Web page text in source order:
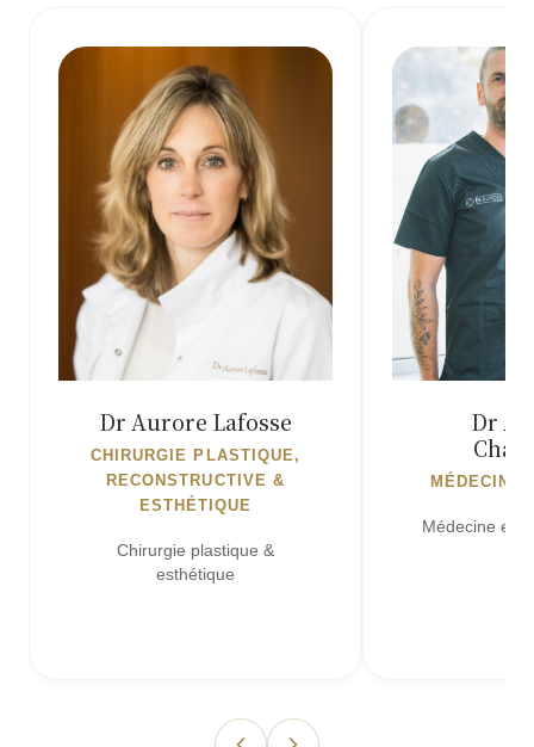
Dr Aurore Lafosse
CHIRURGIE PLASTIQUE,
RECONSTRUCTIVE &
ESTHÉTIQUE
Chirurgie plastique &
esthétique
Dr
MÉDECIN
Médecine